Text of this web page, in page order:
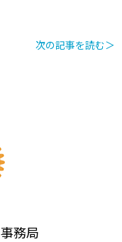
次の記事を読む＞
務局